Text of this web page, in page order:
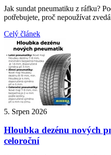
Jak sundat pneumatiku z ráfku?
potřebujete, proč nepoužívat
Celý článek
5. Srpen 2026
Hloubka dezénu nových
celoroční